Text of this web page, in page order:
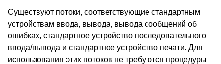
Существуют потоки, соответствующие стандартным
устройствам ввода, вывода, вывода сообщений об
ошибках, стандартное устройство последовательного
ввода/вывода и стандартное устройство печати. Для
использования этих потоков не требуются процедуры